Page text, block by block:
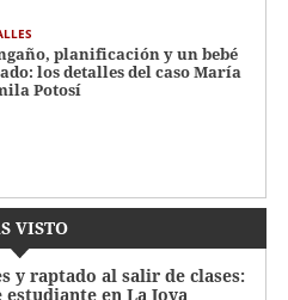
planificación y un bebé
los detalles del caso María
Potosí
VISTO
y raptado al salir de clases:
en La Joya